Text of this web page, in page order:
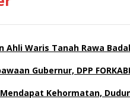
Ahli Waris Tanah Rawa
Gubernur, DPP
Mendapat Kehormatan,